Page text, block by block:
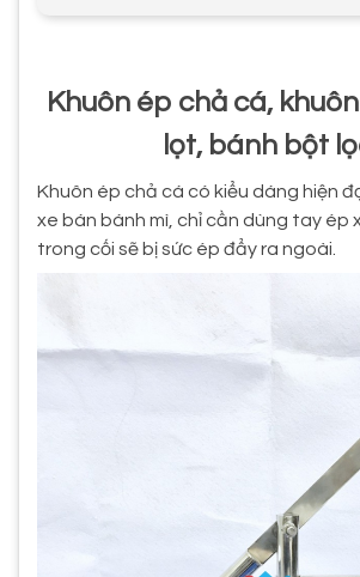
Khuôn ép chả cá,
lọt, bánh bột
Khuôn ép chả cá có kiểu dáng hiện
xe bán bánh mì, chỉ cần dùng tay ép
trong cối sẽ bị sức ép đẩy ra ngoài.